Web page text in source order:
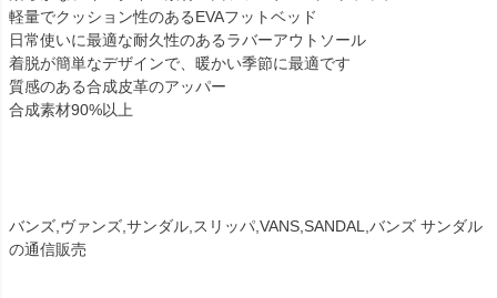
軽量でクッション性のあるEVAフットベッド
日常使いに最適な耐久性のあるラバーアウトソール
着脱が簡単なデザインで、暖かい季節に最適です
質感のある合成皮革のアッパー
合成素材90%以上
バンズ,ヴァンズ,サンダル,スリッパ,VANS,SANDAL,バンズ サンダル
の通信販売